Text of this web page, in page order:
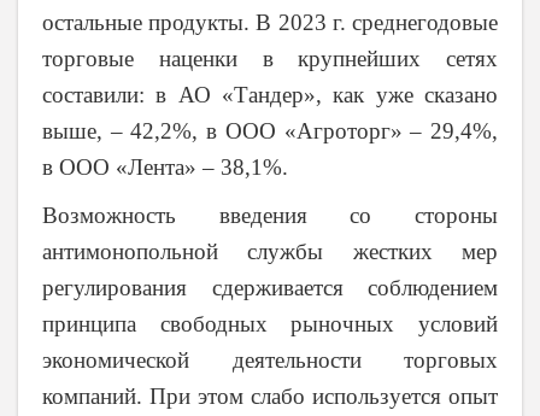
остальные продукты. В 2023 г. среднегодовые
торговые наценки в крупнейших сетях
составили: в АО «Тандер», как уже сказано
выше, – 42,2%, в ООО «Агроторг» – 29,4%,
в ООО «Лента» – 38,1%.
Возможность введения со стороны
антимонопольной службы жестких мер
регулирования сдерживается соблюдением
принципа свободных рыночных условий
экономической деятельности торговых
компаний. При этом слабо используется опыт